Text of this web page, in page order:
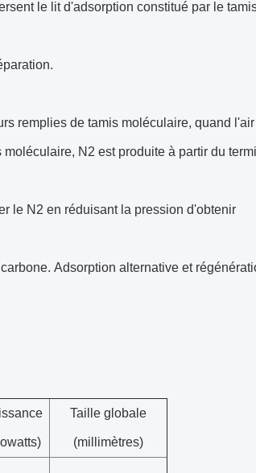
le lit d'adsorption constitué par le
remplies de tamis moléculaire, quand
N2 est produite à partir du
le N2 en réduisant la pression d'obtenir
Adsorption alternative et
Taille globale
(millimètres)